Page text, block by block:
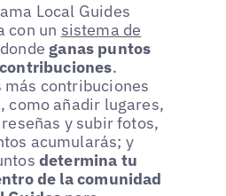
Local Guides
con un sistema de
ganas puntos
.
más contribuciones
como añadir lugares,
y subir fotos,
acumularás; y
determina tu
de la comunidad